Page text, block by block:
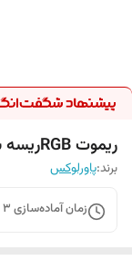
ریموت RGBریسه سوزنی ۵۰۰وات پاورلوکس
برند:پاورلوکس
زمان آماده‌سازی 3